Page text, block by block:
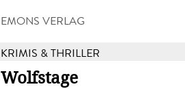
EMONS VERLAG
KRIMIS & THRILLER
Wolfstage